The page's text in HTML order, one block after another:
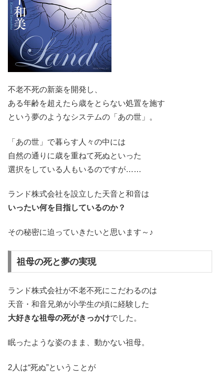
不老不死の新薬を開発し、
ある年齢を超えたら歳をとらない処置を施す
という夢のようなシステムの「あの世」。
「あの世」で暮らす人々の中には
自然の通りに歳を重ねて死ぬといった
選択をしている人もいるのですが……
ランド株式会社を設立した天音と和音は
いったい何を目指しているのか？
その秘密に迫っていきたいと思います～♪
祖母の死と夢の実現
ランド株式会社が不老不死にこだわるのは
天音・和音兄弟が小学生の頃に経験した
大好きな祖母の死がきっかけでした。
眠ったような姿のまま、動かない祖母。
2人は“死ぬ”ということが